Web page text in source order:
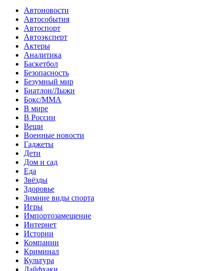
Автоновости
Автособытия
Автоспорт
Автоэксперт
Актеры
Аналитика
Баскетбол
Безопасность
Безумный мир
Биатлон/Лыжи
Бокс/MMA
В мире
В России
Вещи
Военные новости
Гаджеты
Дети
Дом и сад
Еда
Звёзды
Здоровье
Зимние виды спорта
Игры
Импортозамещение
Интернет
Истории
Компании
Криминал
Культура
Лайфхаки